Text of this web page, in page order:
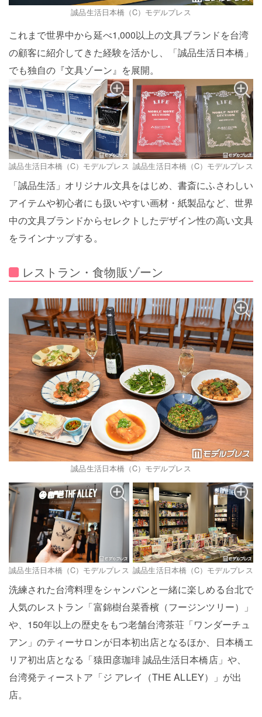
誠品生活日本橋（C）モデルプレス
これまで世界中から延べ1,000以上の文具ブランドを台湾
の顧客に紹介してきた経験を活かし、「誠品生活日本橋」
でも独自の『文具ゾーン』を展開。
誠品生活日本橋（C）モデルプレス 誠品生活日本橋（C）モデルプレス
「誠品生活」オリジナル文具をはじめ、書斎にふさわしい
アイテムや初心者にも扱いやすい画材・紙製品など、世界
中の文具ブランドからセレクトしたデザイン性の高い文具
をラインナップする。
レストラン・食物販ゾーン
誠品生活日本橋（C）モデルプレス
誠品生活日本橋（C）モデルプレス 誠品生活日本橋（C）モデルプレス
洗練された台湾料理をシャンパンと一緒に楽しめる台北で
人気のレストラン「富錦樹台菜香檳（フージンツリー）」
や、150年以上の歴史をもつ老舗台湾茶荘「ワンダーチュ
アン」のティーサロンが日本初出店となるほか、日本橋エ
リア初出店となる「猿田彦珈琲 誠品生活日本橋店」や、
台湾発ティーストア「ジ アレイ（THE ALLEY）」が出
店。